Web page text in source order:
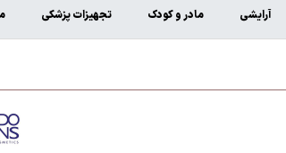
آرایشی مادر و کودک تجهیزات پزشکی